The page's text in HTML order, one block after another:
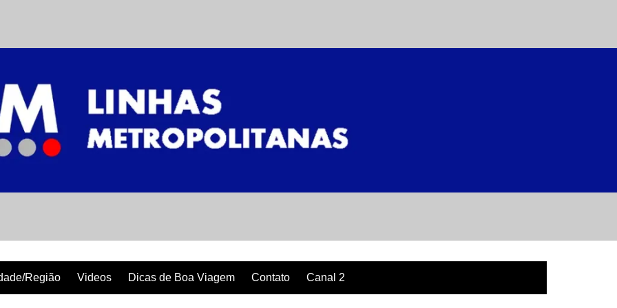
Região Videos Dicas de Boa Viagem Contato Canal 2